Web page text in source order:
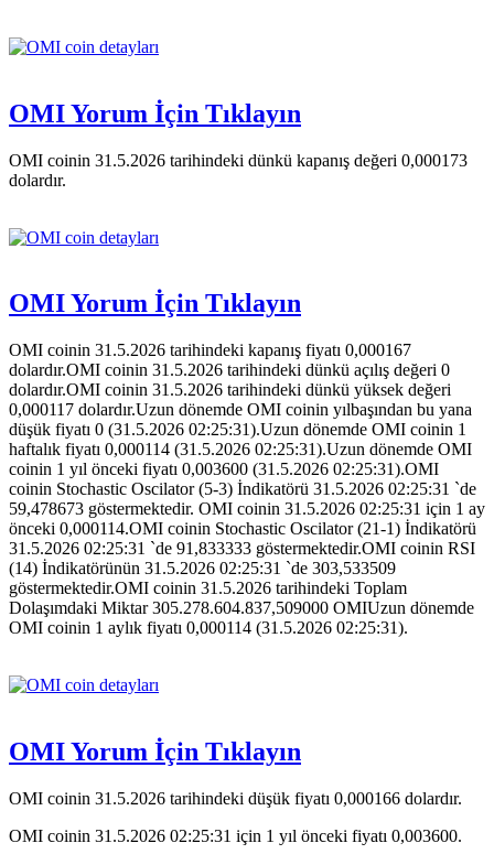
OMI Yorum İçin Tıklayın
OMI coinin 31.5.2026 tarihindeki dünkü kapanış değeri 0,000173
dolardır.
OMI Yorum İçin Tıklayın
OMI coinin 31.5.2026 tarihindeki kapanış fiyatı 0,000167
dolardır.OMI coinin 31.5.2026 tarihindeki dünkü açılış değeri 0
dolardır.OMI coinin 31.5.2026 tarihindeki dünkü yüksek değeri
0,000117 dolardır.Uzun dönemde OMI coinin yılbaşından bu yana
düşük fiyatı 0 (31.5.2026 02:25:31).Uzun dönemde OMI coinin 1
haftalık fiyatı 0,000114 (31.5.2026 02:25:31).Uzun dönemde OMI
coinin 1 yıl önceki fiyatı 0,003600 (31.5.2026 02:25:31).OMI
coinin Stochastic Oscilator (5-3) İndikatörü 31.5.2026 02:25:31 `de
59,478673 göstermektedir. OMI coinin 31.5.2026 02:25:31 için 1 ay
önceki 0,000114.OMI coinin Stochastic Oscilator (21-1) İndikatörü
31.5.2026 02:25:31 `de 91,833333 göstermektedir.OMI coinin RSI
(14) İndikatörünün 31.5.2026 02:25:31 `de 303,533509
göstermektedir.OMI coinin 31.5.2026 tarihindeki Toplam
Dolaşımdaki Miktar 305.278.604.837,509000 OMIUzun dönemde
OMI coinin 1 aylık fiyatı 0,000114 (31.5.2026 02:25:31).
OMI Yorum İçin Tıklayın
OMI coinin 31.5.2026 tarihindeki düşük fiyatı 0,000166 dolardır.
OMI coinin 31.5.2026 02:25:31 için 1 yıl önceki fiyatı 0,003600.